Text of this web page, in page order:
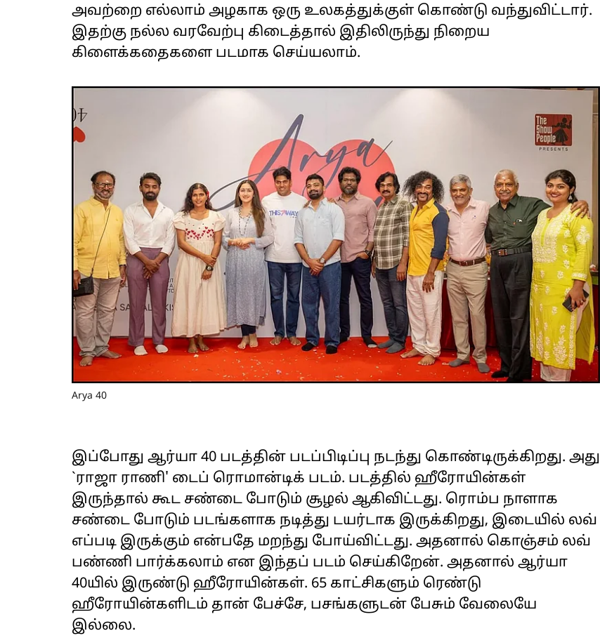
அவற்றை எல்லாம் அழகாக ஒரு உலகத்துக்குள் கொண்டு வந்துவிட்டார்.
இதற்கு நல்ல வரவேற்பு கிடைத்தால் இதிலிருந்து நிறைய
கிளைக்கதைகளை படமாக செய்யலாம்.
Arya 40
இப்போது ஆர்யா 40 படத்தின் படப்பிடிப்பு நடந்து கொண்டிருக்கிறது. அது
`ராஜா ராணி' டைப் ரொமான்டிக் படம். படத்தில் ஹீரோயின்கள்
இருந்தால் கூட சண்டை போடும் சூழல் ஆகிவிட்டது. ரொம்ப நாளாக
சண்டை போடும் படங்களாக நடித்து டயர்டாக இருக்கிறது, இடையில் லவ்
எப்படி இருக்கும் என்பதே மறந்து போய்விட்டது. அதனால் கொஞ்சம் லவ்
பண்ணி பார்க்கலாம் என இந்தப் படம் செய்கிறேன். அதனால் ஆர்யா
40யில் இருண்டு ஹீரோயின்கள். 65 காட்சிகளும் ரெண்டு
ஹீரோயின்களிடம் தான் பேச்சே, பசங்களுடன் பேசும் வேலையே
இல்லை.